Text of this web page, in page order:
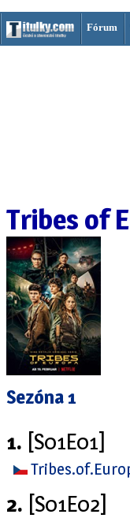
Fórum
Tribes of
Sezóna 1
1. [S01E01]
2. [S01E02]